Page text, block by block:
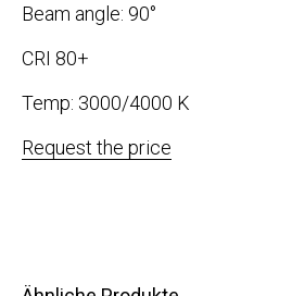
Beam angle: 90°
CRI 80+
Temp: 3000/4000 K
Request the price